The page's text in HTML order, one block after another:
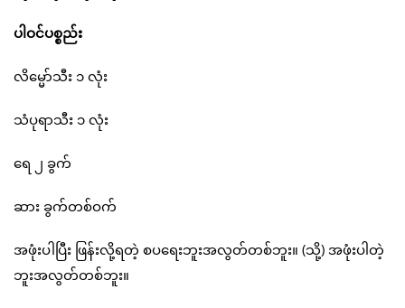
ပါဝင်ပစ္စည်း
လိမ္မော်သီး ၁ လုံး
သံပုရာသီး ၁ လုံး
ရေ ၂ ခွက်
ဆား ခွက်တစ်ဝက်
အဖုံးပါပြီး ဖြန်းလို့ရတဲ့ စပရေးဘူးအလွတ်တစ်ဘူး။ (သို့) အဖုံးပါတဲ့
ဘူးအလွတ်တစ်ဘူး။